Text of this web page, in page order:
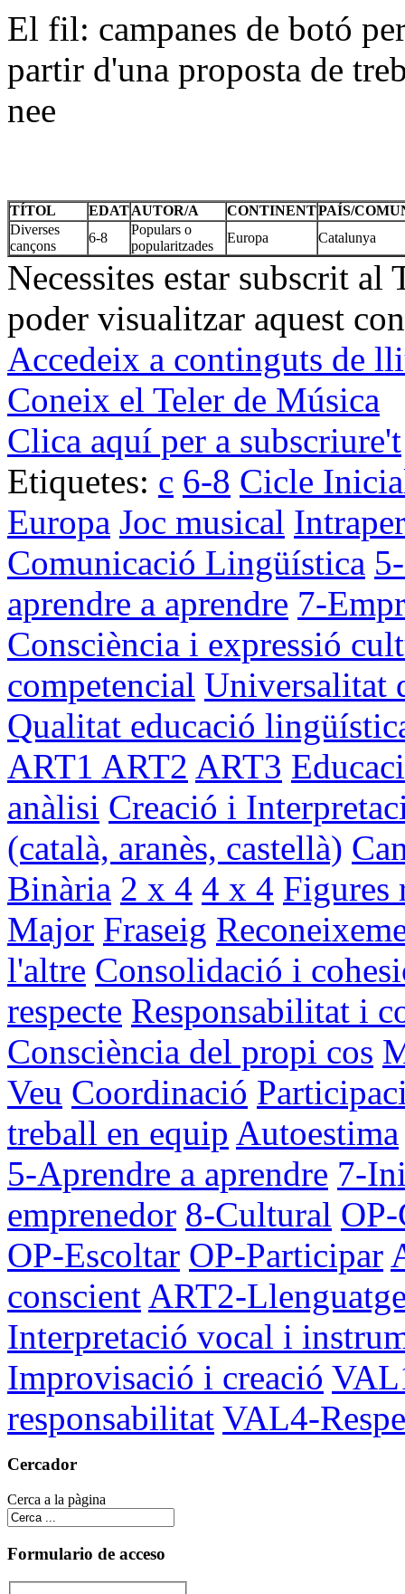
El fil: campanes de botó
partir d'una proposta de
nee
TÍTOL EDATAUTOR/A CONTINENTPAÍS/
Diverses
cançons
6-8
Populars o
popularitzades
Europa Catalunya
Necessites estar subscrit al
poder visualitzar aquest
Accedeix a continguts de
Coneix el Teler de Música
Clica aquí per a subscriure't
Etiquetes: c 6-8 Cicle
Europa Joc musical
Comunicació Lingüística
aprendre a aprendre 7-
Consciència i expressió
competencial Universalitat
Qualitat educació
ART1 ART2 ART3
anàlisi Creació i
(català, aranès, castellà)
Binària 2 x 4 4 x 4 Figures
Major Fraseig
l'altre Consolidació i
respecte Responsabilitat i
Consciència del propi cos
Veu Coordinació
treball en equip Autoestima
5-Aprendre a aprendre 7-
emprenedor 8-Cultural
OP-Escoltar OP-Participar
conscient ART2-
Interpretació vocal i
Improvisació i creació
responsabilitat VAL4-
Cercador
Cerca a la pàgina
Formulario de acceso